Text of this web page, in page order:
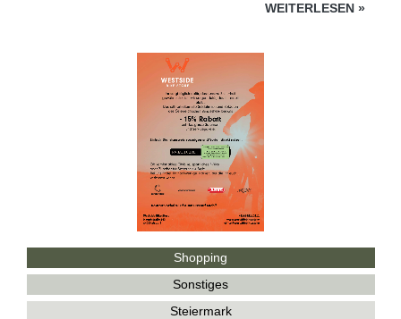
WEITERLESEN »
Shopping
Sonstiges
Steiermark